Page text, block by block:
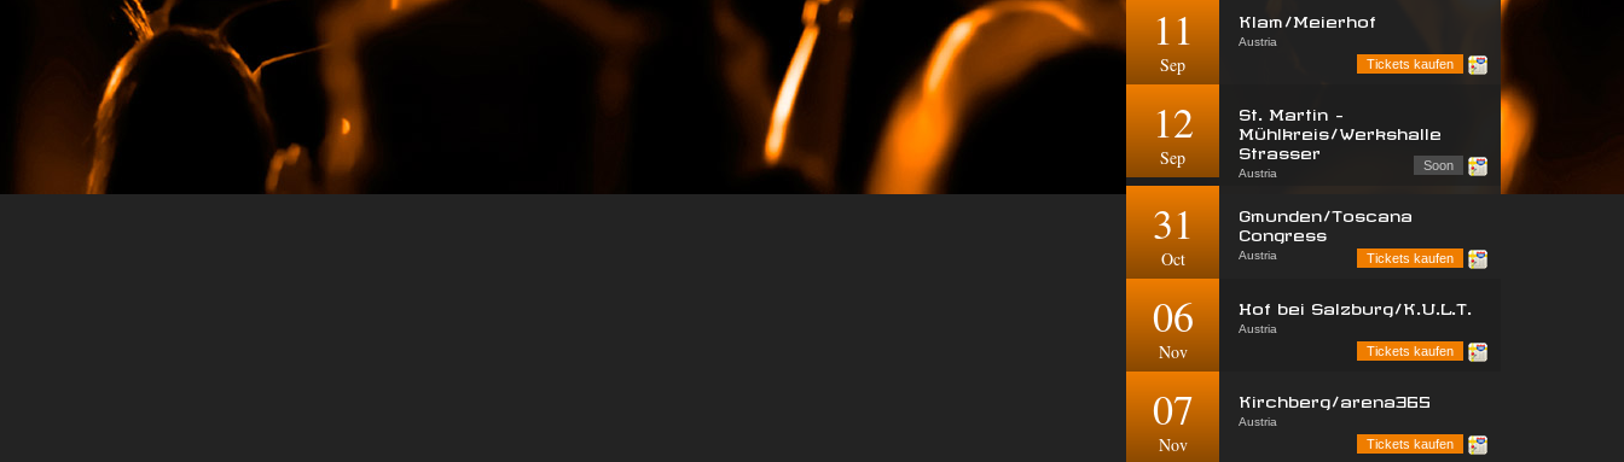
11
Sep
Klam/Meierhof
Austria
Tickets kaufen
12
Sep
St. Martin -
Mühlkreis/Werkshalle
Strasser
Austria
Soon
31
Oct
Gmunden/Toscana
Congress
Austria
Tickets kaufen
06
Nov
Hof bei Salzburg/K.U.L.T.
Austria
Tickets kaufen
07
Nov
Kirchberg/arena365
Austria
Tickets kaufen